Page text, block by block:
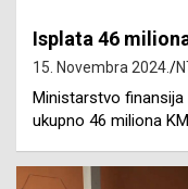
Isplata 46
15. Novembra 2024.
Ministarstvo finansija
ukupno 46 miliona